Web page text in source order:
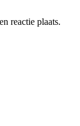
reactie plaats.